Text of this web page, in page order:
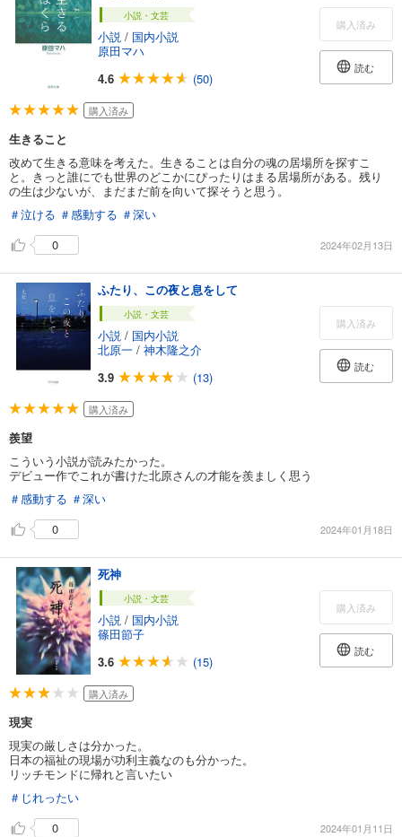
小説・文芸
小説 / 国内小説
原田マハ
4.6
(50)
購入済み
読む
購入済み
生きること
改めて生きる意味を考えた。生きることは自分の魂の居場所を探すこ
と。きっと誰にでも世界のどこかにぴったりはまる居場所がある。残り
の生は少ないが、まだまだ前を向いて探そうと思う。
＃泣ける ＃感動する ＃深い
0
2024年02月13日
ふたり、この夜と息をして
小説・文芸
小説 / 国内小説
北原一 / 神木隆之介
3.9
(13)
購入済み
読む
購入済み
羨望
こういう小説が読みたかった。
デビュー作でこれが書けた北原さんの才能を羨ましく思う
＃感動する ＃深い
0
2024年01月18日
死神
小説・文芸
小説 / 国内小説
篠田節子
3.6
(15)
購入済み
読む
購入済み
現実
現実の厳しさは分かった。
日本の福祉の現場が功利主義なのも分かった。
リッチモンドに帰れと言いたい
＃じれったい
0
2024年01月11日